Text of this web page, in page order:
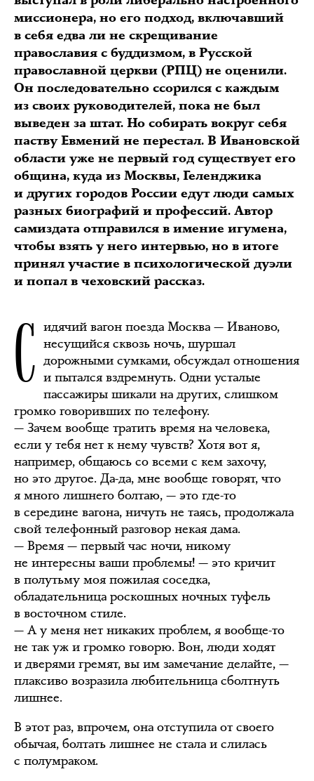
миссионера, но его подход, включавший
в себя едва ли не скрещивание
православия с буддизмом, в Русской
православной церкви (РПЦ) не оценили.
Он последовательно ссорился с каждым
из своих руководителей, пока не был
выведен за штат. Но собирать вокруг себя
паству Евмений не перестал. В Ивановской
области уже не первый год существует его
община, куда из Москвы, Геленджика
и других городов России едут люди самых
разных биографий и профессий. Автор
самиздата отправился в имение игумена,
чтобы взять у него интервью, но в итоге
принял участие в психологической дуэли
и попал в чеховский рассказ.
С идячий вагон поезда Москва — Иваново,
несущийся сквозь ночь, шуршал
дорожными сумками, обсуждал отношения
и пытался вздремнуть. Одни усталые
пассажиры шикали на других, слишком
громко говоривших по телефону.
— Зачем вообще тратить время на человека,
если у тебя нет к нему чувств? Хотя вот я,
например, общаюсь со всеми с кем захочу,
но это другое. Да-да, мне вообще говорят, что
я много лишнего болтаю, — это где-то
в середине вагона, ничуть не таясь, продолжала
свой телефонный разговор некая дама.
— Время — первый час ночи, никому
не интересны ваши проблемы! — это кричит
в полутьму моя пожилая соседка,
обладательница роскошных ночных туфель
в восточном стиле.
— А у меня нет никаких проблем, я вообще-то
не так уж и громко говорю. Вон, люди ходят
и дверями гремят, вы им замечание делайте, —
плаксиво возразила любительница сболтнуть
лишнее.
В этот раз, впрочем, она отступила от своего
обычая, болтать лишнее не стала и слилась
с полумраком.